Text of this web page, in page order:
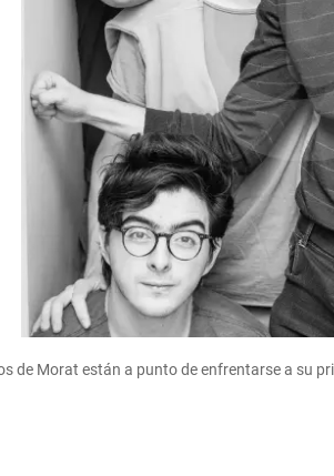
de Morat están a punto de enfrentarse a su